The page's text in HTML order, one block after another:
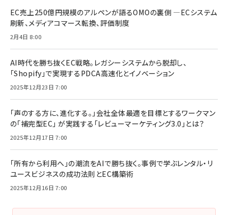
EC売上250億円規模のアルペンが語るOMOの裏側 ―ECシステム
刷新、メディアコマース転換、評価制度
2月4日 8:00
AI時代を勝ち抜くEC戦略。レガシーシステムから脱却し、
「Shopify」で実現するPDCA高速化とイノベーション
2025年12月23日 7:00
「声のする方に、進化する。」会社全体最適を目標とするワークマン
の「補完型EC」 が実践する「レビューマーケティング3.0」とは？
2025年12月17日 7:00
「所有から利用へ」の潮流をAIで勝ち抜く。事例で学ぶレンタル・リ
ユースビジネスの成功法則とEC構築術
2025年12月16日 7:00